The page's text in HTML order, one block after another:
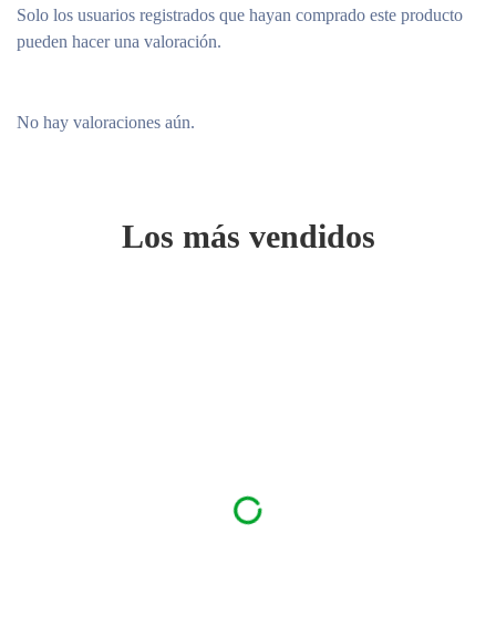
No hay valoraciones aún.
Solo los usuarios registrados que hayan comprado este producto
pueden hacer una valoración.
Los más vendidos